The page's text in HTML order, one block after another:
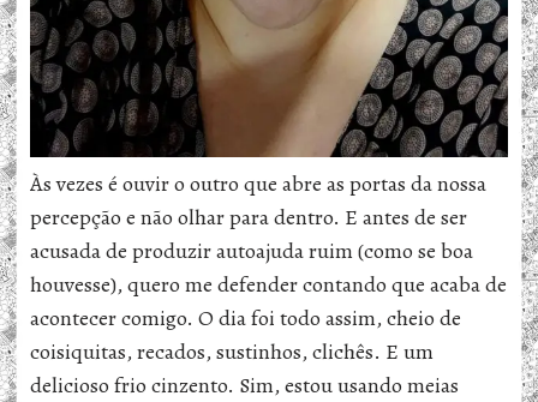
Às vezes é ouvir o outro que abre as portas da nossa
percepção e não olhar para dentro. E antes de ser
acusada de produzir autoajuda ruim (como se boa
houvesse), quero me defender contando que acaba de
acontecer comigo. O dia foi todo assim, cheio de
coisiquitas, recados, sustinhos, clichês. E um
delicioso frio cinzento. Sim, estou usando meias